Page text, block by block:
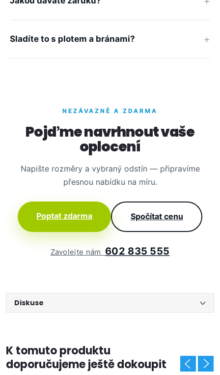
Sladíte to s plotem a bránami?
NEZÁVAZNĚ A ZDARMA
Pojďme navrhnout vaše
oplocení
Napište rozměry a vybraný odstín — připravíme
přesnou nabídku na míru.
Poptat zdarma Spočítat cenu
Zavolejte nám 602 835 555
Diskuse
K tomuto produktu
doporučujeme ještě dokoupit